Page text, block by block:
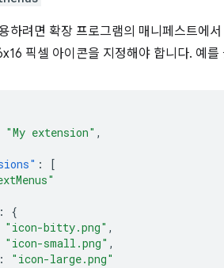
하려면 확장 프로그램의 매니페스트에서
픽셀 아이콘을 지정해야 합니다. 예
"My extension" ,
:
[
:
{
"icon-bitty.png" ,
"icon-small.png" ,
:
"icon-large.png"